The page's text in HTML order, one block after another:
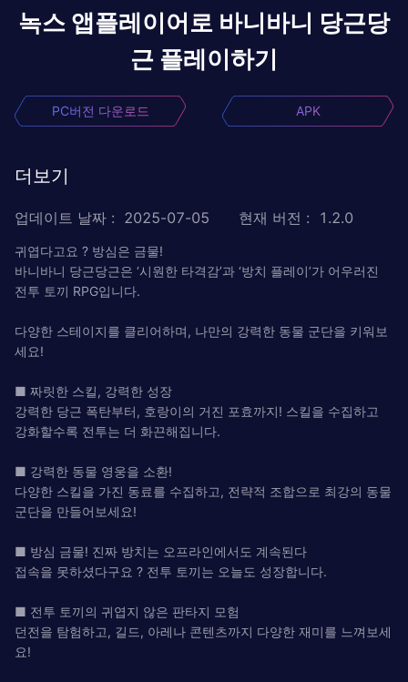
녹스 앱플레이어로 바니바니 당근당
근 플레이하기
PC버전 다운로드 APK
더보기
업데이트 날짜 : 2025-07-05 현재 버전 : 1.2.0
귀엽다고요 ? 방심은 금물!
바니바니 당근당근은 ‘시원한 타격감’과 ‘방치 플레이’가 어우러진
전투 토끼 RPG입니다.
다양한 스테이지를 클리어하며, 나만의 강력한 동물 군단을 키워보
세요!
■ 짜릿한 스킬, 강력한 성장
강력한 당근 폭탄부터, 호랑이의 거진 포효까지! 스킬을 수집하고
강화할수록 전투는 더 화끈해집니다.
■ 강력한 동물 영웅을 소환!
다양한 스킬을 가진 동료를 수집하고, 전략적 조합으로 최강의 동물
군단을 만들어보세요!
■ 방심 금물! 진짜 방치는 오프라인에서도 계속된다
접속을 못하셨다구요 ? 전투 토끼는 오늘도 성장합니다.
■ 전투 토끼의 귀엽지 않은 판타지 모험
던전을 탐험하고, 길드, 아레나 콘텐츠까지 다양한 재미를 느껴보세
요!